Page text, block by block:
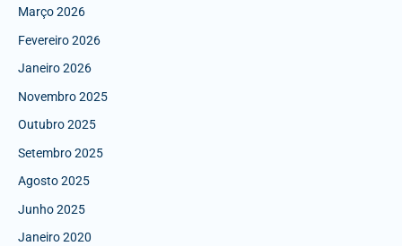
Março 2026
Fevereiro 2026
Janeiro 2026
Novembro 2025
Outubro 2025
Setembro 2025
Agosto 2025
Junho 2025
Janeiro 2020